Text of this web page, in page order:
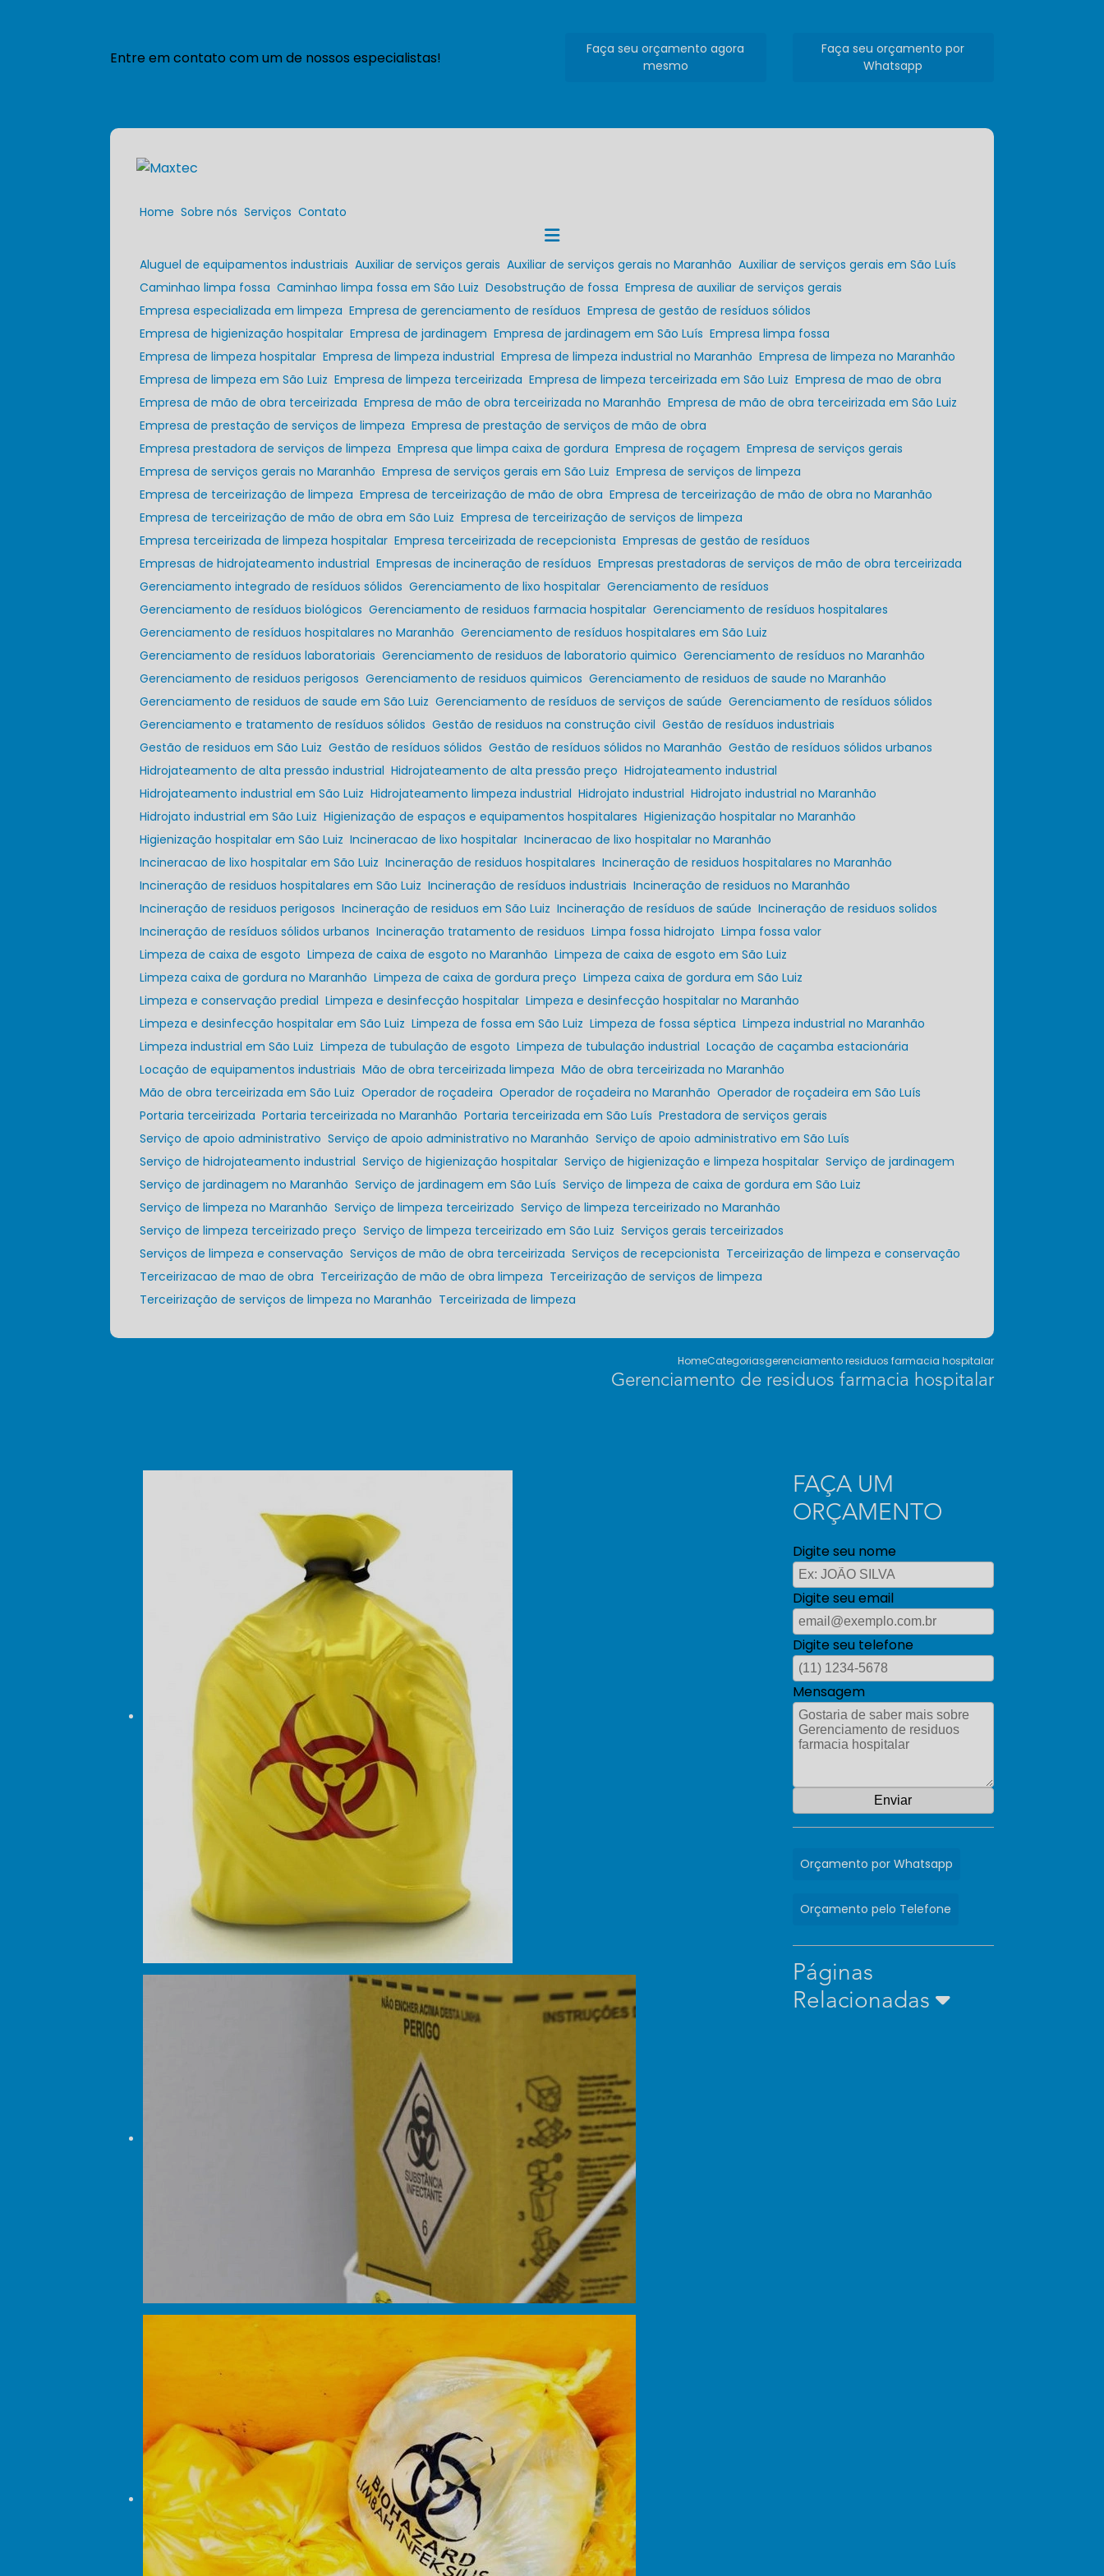
Entre em contato com um de nossos especialistas!
Faça seu orçamento agora
mesmo
Faça seu orçamento por
Whatsapp
Home Sobre nós Serviços Contato
Aluguel de equipamentos industriais Auxiliar de serviços gerais Auxiliar de serviços gerais no Maranhão
Auxiliar de serviços gerais em São Luís
Caminhao limpa fossa
Caminhao limpa fossa em São Luiz Desobstrução de fossa
Empresa de auxiliar de serviços gerais
Empresa especializada em limpeza
Empresa de gerenciamento de resíduos
Empresa de gestão de resíduos sólidos
Empresa de higienização hospitalar
Empresa de jardinagem Empresa de jardinagem em São Luís
Empresa limpa fossa
Empresa de limpeza hospitalar
Empresa de limpeza industrial Empresa de limpeza industrial no Maranhão
Empresa de limpeza no Maranhão
Empresa de limpeza em São Luiz
Empresa de limpeza terceirizada Empresa de limpeza terceirizada em São Luiz
Empresa de mao de obra
Empresa de mão de obra terceirizada
Empresa de mão de obra terceirizada no Maranhão
Empresa de mão de obra terceirizada em São Luiz
Empresa de prestação de serviços de limpeza
Empresa de prestação de serviços de mão de obra
Empresa prestadora de serviços de limpeza
Empresa que limpa caixa de gordura Empresa de roçagem
Empresa de serviços gerais
Empresa de serviços gerais no Maranhão
Empresa de serviços gerais em São Luiz
Empresa de serviços de limpeza
Empresa de terceirização de limpeza
Empresa de terceirização de mão de obra
Empresa de terceirização de mão de obra no Maranhão
Empresa de terceirização de mão de obra em São Luiz
Empresa de terceirização de serviços de limpeza
Empresa terceirizada de limpeza hospitalar
Empresa terceirizada de recepcionista
Empresas de gestão de resíduos
Empresas de hidrojateamento industrial
Empresas de incineração de resíduos
Empresas prestadoras de serviços de mão de obra terceirizada
Gerenciamento integrado de resíduos sólidos
Gerenciamento de lixo hospitalar
Gerenciamento de resíduos
Gerenciamento de resíduos biológicos
Gerenciamento de residuos farmacia hospitalar
Gerenciamento de resíduos hospitalares
Gerenciamento de resíduos hospitalares no Maranhão
Gerenciamento de resíduos hospitalares em São Luiz
Gerenciamento de resíduos laboratoriais
Gerenciamento de residuos de laboratorio quimico
Gerenciamento de resíduos no Maranhão
Gerenciamento de residuos perigosos
Gerenciamento de residuos quimicos
Gerenciamento de residuos de saude no Maranhão
Gerenciamento de residuos de saude em São Luiz
Gerenciamento de resíduos de serviços de saúde
Gerenciamento de resíduos sólidos
Gerenciamento e tratamento de resíduos sólidos
Gestão de residuos na construção civil
Gestão de resíduos industriais
Gestão de residuos em São Luiz
Gestão de resíduos sólidos Gestão de resíduos sólidos no Maranhão
Gestão de resíduos sólidos urbanos
Hidrojateamento de alta pressão industrial
Hidrojateamento de alta pressão preço
Hidrojateamento industrial
Hidrojateamento industrial em São Luiz
Hidrojateamento limpeza industrial Hidrojato industrial
Hidrojato industrial no Maranhão
Hidrojato industrial em São Luiz
Higienização de espaços e equipamentos hospitalares
Higienização hospitalar no Maranhão
Higienização hospitalar em São Luiz
Incineracao de lixo hospitalar Incineracao de lixo hospitalar no Maranhão
Incineracao de lixo hospitalar em São Luiz
Incineração de residuos hospitalares
Incineração de residuos hospitalares no Maranhão
Incineração de residuos hospitalares em São Luiz
Incineração de resíduos industriais
Incineração de residuos no Maranhão
Incineração de residuos perigosos
Incineração de residuos em São Luiz Incineração de resíduos de saúde
Incineração de residuos solidos
Incineração de resíduos sólidos urbanos
Incineração tratamento de residuos Limpa fossa hidrojato
Limpa fossa valor
Limpeza de caixa de esgoto
Limpeza de caixa de esgoto no Maranhão
Limpeza de caixa de esgoto em São Luiz
Limpeza caixa de gordura no Maranhão
Limpeza de caixa de gordura preço
Limpeza caixa de gordura em São Luiz
Limpeza e conservação predial
Limpeza e desinfecção hospitalar
Limpeza e desinfecção hospitalar no Maranhão
Limpeza e desinfecção hospitalar em São Luiz
Limpeza de fossa em São Luiz Limpeza de fossa séptica
Limpeza industrial no Maranhão
Limpeza industrial em São Luiz
Limpeza de tubulação de esgoto Limpeza de tubulação industrial
Locação de caçamba estacionária
Locação de equipamentos industriais
Mão de obra terceirizada limpeza
Mão de obra terceirizada no Maranhão
Mão de obra terceirizada em São Luiz
Operador de roçadeira Operador de roçadeira no Maranhão
Operador de roçadeira em São Luís
Portaria terceirizada
Portaria terceirizada no Maranhão Portaria terceirizada em São Luís
Prestadora de serviços gerais
Serviço de apoio administrativo
Serviço de apoio administrativo no Maranhão
Serviço de apoio administrativo em São Luís
Serviço de hidrojateamento industrial
Serviço de higienização hospitalar Serviço de higienização e limpeza hospitalar
Serviço de jardinagem
Serviço de jardinagem no Maranhão
Serviço de jardinagem em São Luís
Serviço de limpeza de caixa de gordura em São Luiz
Serviço de limpeza no Maranhão
Serviço de limpeza terceirizado
Serviço de limpeza terceirizado no Maranhão
Serviço de limpeza terceirizado preço
Serviço de limpeza terceirizado em São Luiz
Serviços gerais terceirizados
Serviços de limpeza e conservação
Serviços de mão de obra terceirizada Serviços de recepcionista
Terceirização de limpeza e conservação
Terceirizacao de mao de obra
Terceirização de mão de obra limpeza
Terceirização de serviços de limpeza
Terceirização de serviços de limpeza no Maranhão
Terceirizada de limpeza
HomeCategoriasgerenciamento residuos farmacia hospitalar
Gerenciamento de residuos farmacia hospitalar
FAÇA UM
ORÇAMENTO
Digite seu nome
Digite seu email
Digite seu telefone
Mensagem
Orçamento por Whatsapp
Orçamento pelo Telefone
Páginas
Relacionadas